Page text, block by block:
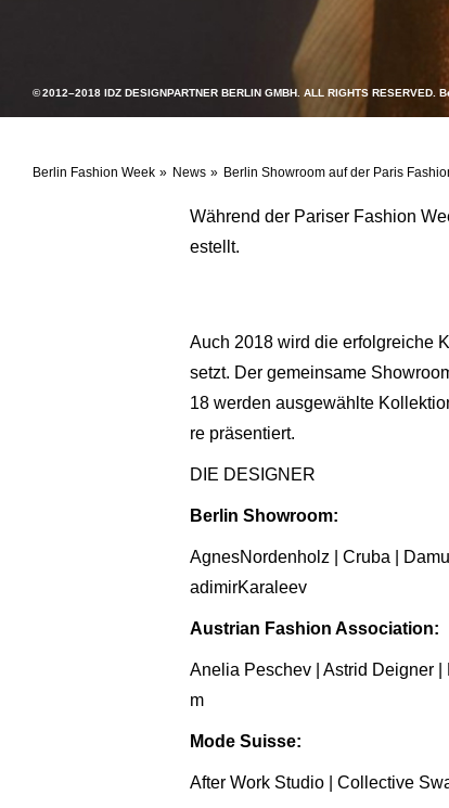
Berlin Fashion Week News Berlin Showroom auf der Paris
© 2012–2018 IDZ DESIGNPARTNER BERLIN GMBH. ALL RIGHTS RESERVED.
Während der Pariser Fashion
estellt.
Auch 2018 wird die erfolgreiche
setzt. Der gemeinsame
18 werden ausgewählte
re präsentiert.
DIE DESIGNER
Berlin Showroom:
AgnesNordenholz | Cruba |
adimirKaraleev
Austrian Fashion Association:
Anelia Peschev | Astrid Deigner
m
Mode Suisse:
After Work Studio | Collective